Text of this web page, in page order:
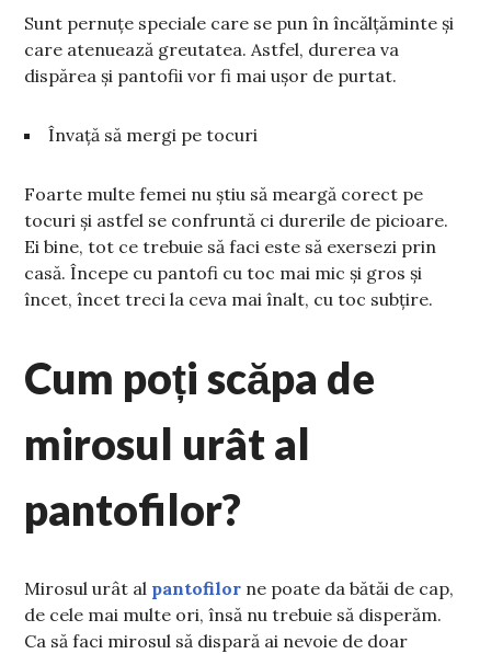
Sunt pernuțe speciale care se pun în încălțăminte și
care atenuează greutatea. Astfel, durerea va
dispărea și pantofii vor fi mai ușor de purtat.
Învață să mergi pe tocuri
Foarte multe femei nu știu să meargă corect pe
tocuri și astfel se confruntă ci durerile de picioare.
Ei bine, tot ce trebuie să faci este să exersezi prin
casă. Începe cu pantofi cu toc mai mic și gros și
încet, încet treci la ceva mai înalt, cu toc subțire.
Cum poți scăpa de
mirosul urât al
pantofilor?
Mirosul urât al pantofilor ne poate da bătăi de cap,
de cele mai multe ori, însă nu trebuie să disperăm.
Ca să faci mirosul să dispară ai nevoie de doar